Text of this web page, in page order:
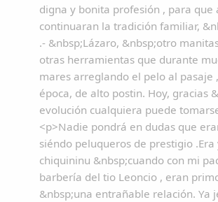
digna y bonita profesión , para que
continuaran la tradición familiar,
.- &nbsp;Lázaro, &nbsp;otro
otras herramientas que durante
mares arreglando el pelo al pasaje
época, de alto postin. Hoy, gracias
evolución cualquiera puede
<p>Nadie pondrá en dudas que
siéndo peluqueros de prestigio .Era
chiquininu &nbsp;cuando con mi
barbería del tio Leoncio , eran
&nbsp;una entrañable relación. Ya